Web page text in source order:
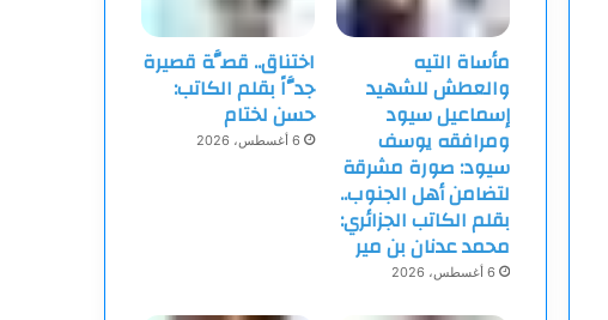
مأساة التيه
والعطش للشهيد
إسماعيل سيود
ومرافقه يوسف
سيود: صورة مشرقة
لتضامن أهل الجنوب..
بقلم الكاتب الجزائري:
محمد عدنان بن مير
6 أغسطس، 2026
اختناق.. قصَّة قصيرة
جدَّاً بقلم الكاتب:
حسن لختام
6 أغسطس، 2026